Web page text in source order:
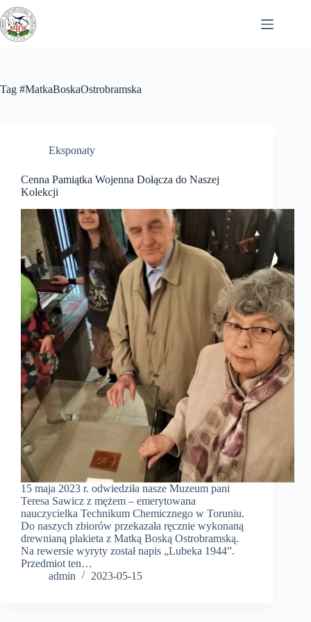
Przejdź
do
treści
Tag #MatkaBoskaOstrobramska
Eksponaty
Cenna Pamiątka Wojenna Dołącza do Naszej
Kolekcji
15 maja 2023 r. odwiedziła nasze Muzeum pani
Teresa Sawicz z mężem – emerytowana
nauczycielka Technikum Chemicznego w Toruniu.
Do naszych zbiorów przekazała ręcznie wykonaną
drewnianą plakieta z Matką Boską Ostrobramską.
Na rewersie wyryty został napis „Lubeka 1944”.
Przedmiot ten…
admin
2023-05-15